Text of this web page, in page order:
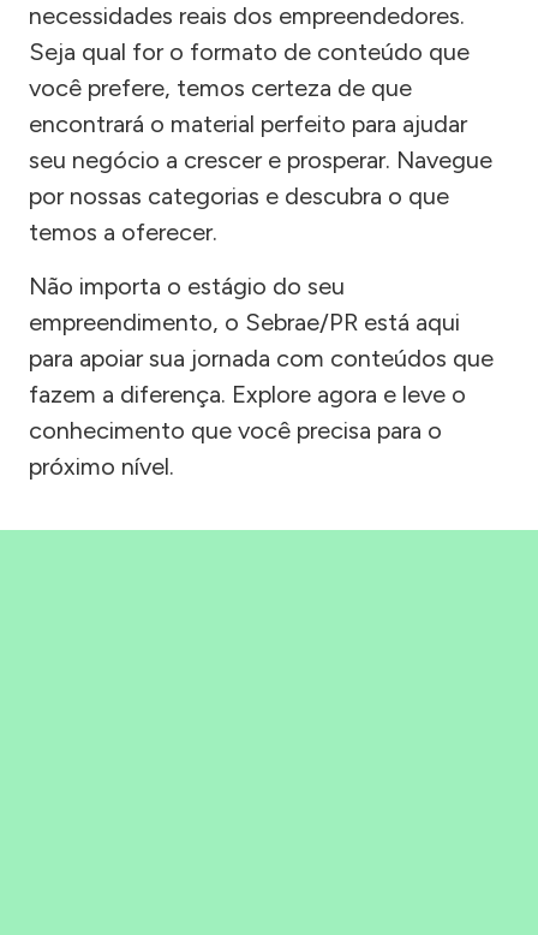
necessidades reais dos empreendedores.
Seja qual for o formato de conteúdo que
você prefere, temos certeza de que
encontrará o material perfeito para ajudar
seu negócio a crescer e prosperar. Navegue
por nossas categorias e descubra o que
temos a oferecer.
Não importa o estágio do seu
empreendimento, o Sebrae/PR está aqui
para apoiar sua jornada com conteúdos que
fazem a diferença. Explore agora e leve o
conhecimento que você precisa para o
próximo nível.